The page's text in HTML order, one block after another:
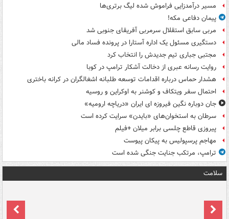
مسیر درآمدزایی فراموش شده لیگ برتری‌ها
پیمان دفاعی مکه!
مربی سابق استقلال سرمربی آفریقای جنوبی شد
دستگیری مسئول یک اداره آستارا در پرونده فساد مالی
مجتبی جباری تیم جدیدش را انتخاب کرد
روایت رسانه عبری از دخالت آشکار ترامپ در کوبا
هشدار حماس درباره اقدامات توسعه طلبانه اشغالگران در کرانه باختری
احتمال سفر ویتکاف و کوشنر به اوکراین و روسیه
جان دوباره نگین فیروزه ای ایران «دریاچه ارومیه»
سرطان به استخوان‌های «بایدن» سرایت کرده است
پیروزی قاطع چلسی برابر میلان +فیلم
مهاجم پرسپولیس به پیکان پیوست
ترامپ، مرتکب جنایت جنگی شده است
سلامت